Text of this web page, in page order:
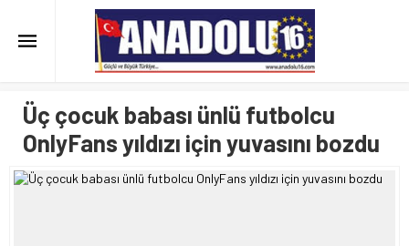
Üç çocuk babası ünlü futbolcu
OnlyFans yıldızı için yuvasını bozdu